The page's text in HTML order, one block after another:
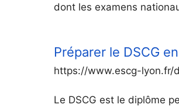
dont les examens
Préparer le DSCG
https://www.escg-lyon.fr/
Le DSCG est le diplôme